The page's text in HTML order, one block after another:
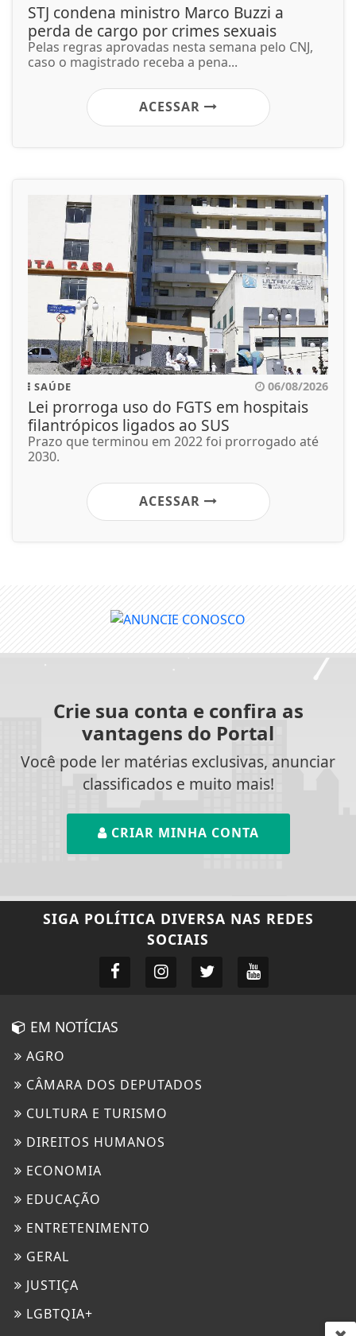
STJ condena ministro Marco Buzzi a
perda de cargo por crimes sexuais
Pelas regras aprovadas nesta semana pelo CNJ,
caso o magistrado receba a pena...
ACESSAR
SAÚDE 06/08/2026
Lei prorroga uso do FGTS em hospitais
filantrópicos ligados ao SUS
Prazo que terminou em 2022 foi prorrogado até
2030.
ACESSAR
Crie sua conta e confira as
vantagens do Portal
Você pode ler matérias exclusivas, anunciar
classificados e muito mais!
CRIAR MINHA CONTA
SIGA POLÍTICA DIVERSA NAS REDES
SOCIAIS
EM NOTÍCIAS
AGRO
CÂMARA DOS DEPUTADOS
CULTURA E TURISMO
DIREITOS HUMANOS
ECONOMIA
EDUCAÇÃO
ENTRETENIMENTO
GERAL
JUSTIÇA
LGBTQIA+